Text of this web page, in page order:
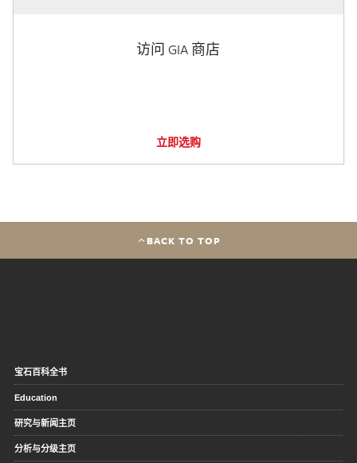
访问 GIA 商店
立即选购
BACK TO TOP
宝石百科全书
Education
研究与新闻主页
分析与分级主页